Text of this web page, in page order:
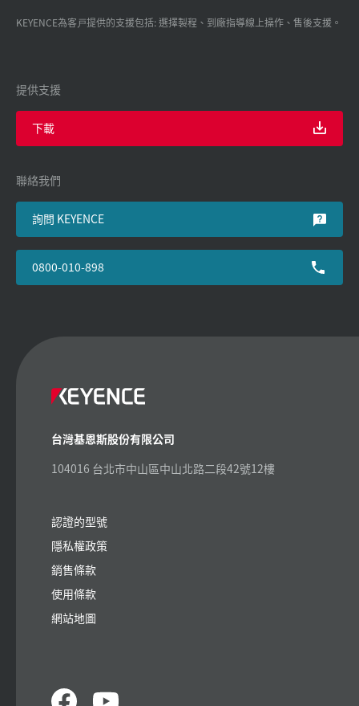
KEYENCE為客戸提供的支援包括: 選擇製程、到廠指導線上操作、售後支援。
提供支援
下載
聯絡我們
詢問 KEYENCE
0800-010-898
台灣基恩斯股份有限公司
104016 台北市中山區中山北路二段42號12樓
認證的型號
隱私權政策
銷售條款
使用條款
網站地圖